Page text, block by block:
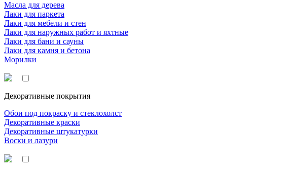
Масла для дерева
Лаки для паркета
Лаки для мебели и стен
Лаки для наружных работ и яхтные
Лаки для бани и сауны
Лаки для камня и бетона
Морилки
Декоративные покрытия
Обои под покраску и стеклохолст
Декоративные краски
Декоративные штукатурки
Воски и лазури